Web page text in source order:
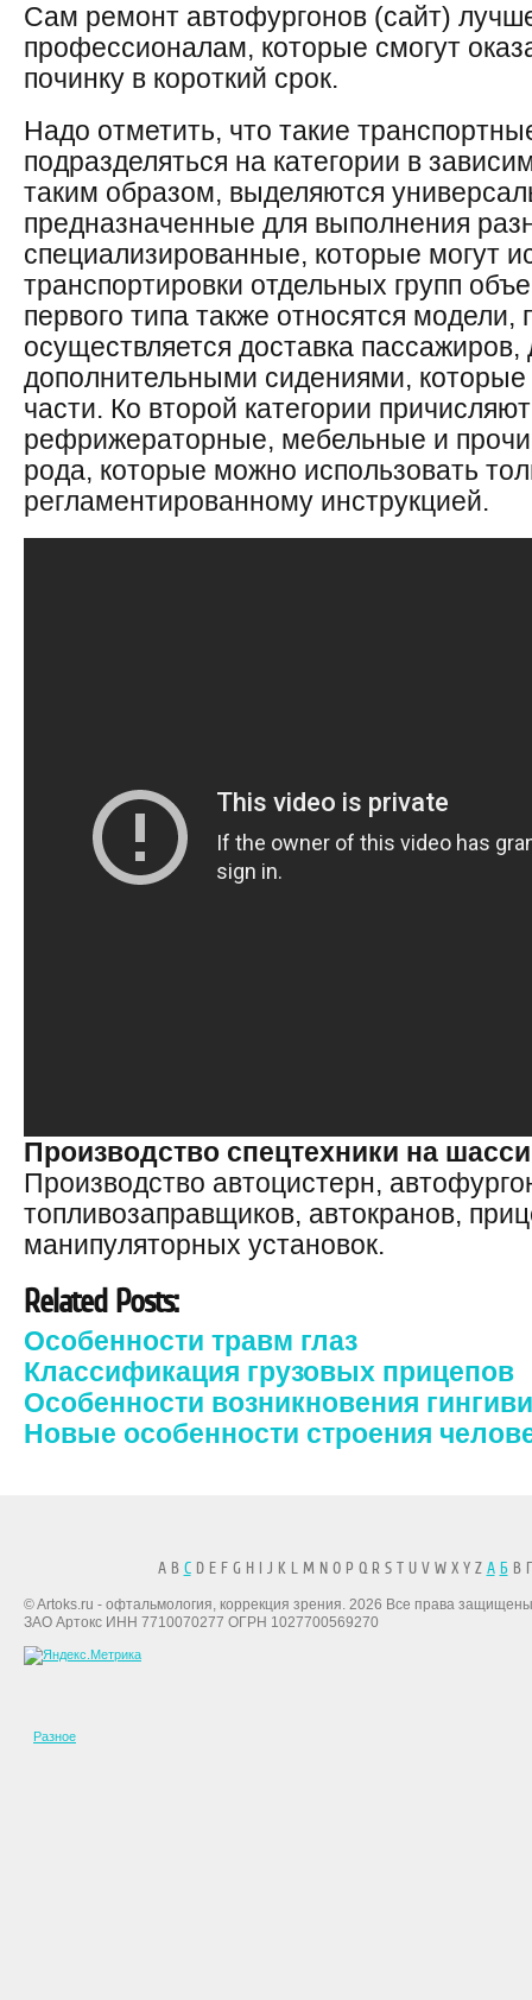
Сам ремонт автофургонов (сайт)
профессионалам, которые смогут
починку в короткий срок.
Надо отметить, что такие
подразделяться на категории в
таким образом, выделяются
предназначенные для выполнения
специализированные, которые могут
транспортировки отдельных групп
первого типа также относятся
осуществляется доставка
дополнительными сидениями, которые
части. Ко второй категории
рефрижераторные, мебельные и
рода, которые можно использовать
регламентированному инструкцией.
Производство спецтехники на
Производство автоцистерн,
топливозаправщиков, автокранов,
манипуляторных установок.
Related Posts:
Особенности травм глаз
Классификация грузовых прицепов
Особенности возникновения
Новые особенности строения
A B CD E F G H I J K L M N O P Q R S T U V W X Y Z А БВ
© Artoks.ru - офтальмология, коррекция зрения. 2026 Все права
ЗАО Артокс ИНН 7710070277 ОГРН 1027700569270
Разное